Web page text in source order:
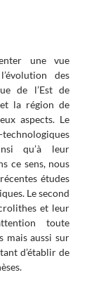
une vue
des
de l’Est de
et la région de
aspects. Le
qu’à leur
ce sens, nous
études
Le second
et leur
toute
mais aussi sur
d’établir de